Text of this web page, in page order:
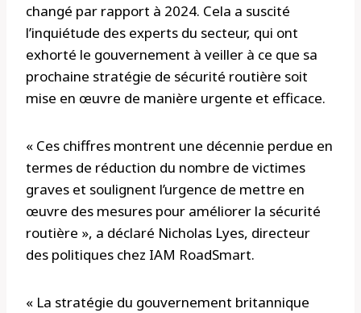
changé par rapport à 2024. Cela a suscité
l’inquiétude des experts du secteur, qui ont
exhorté le gouvernement à veiller à ce que sa
prochaine stratégie de sécurité routière soit
mise en œuvre de manière urgente et efficace.
« Ces chiffres montrent une décennie perdue en
termes de réduction du nombre de victimes
graves et soulignent l’urgence de mettre en
œuvre des mesures pour améliorer la sécurité
routière », a déclaré Nicholas Lyes, directeur
des politiques chez IAM RoadSmart.
« La stratégie du gouvernement britannique